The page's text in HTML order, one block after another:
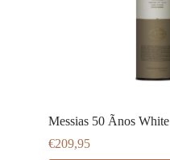
Messias 50 Ãnos White
€209,95